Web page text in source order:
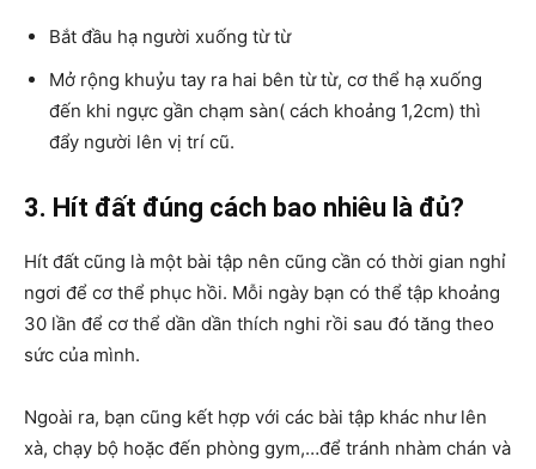
Bắt đầu hạ người xuống từ từ
Mở rộng khuỷu tay ra hai bên từ từ, cơ thể hạ xuống
đến khi ngực gần chạm sàn( cách khoảng 1,2cm) thì
đẩy người lên vị trí cũ.
3. Hít đất đúng cách bao nhiêu là đủ?
Hít đất cũng là một bài tập nên cũng cần có thời gian nghỉ
ngơi để cơ thể phục hồi. Mỗi ngày bạn có thể tập khoảng
30 lần để cơ thể dần dần thích nghi rồi sau đó tăng theo
sức của mình.
Ngoài ra, bạn cũng kết hợp với các bài tập khác như lên
xà, chạy bộ hoặc đến phòng gym,…để tránh nhàm chán và